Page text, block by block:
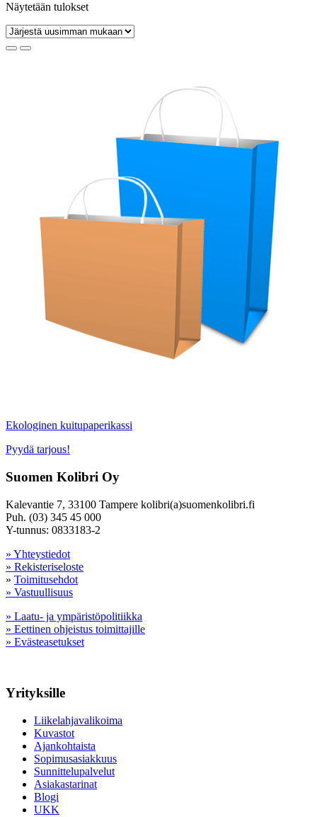
Näytetään tulokset
Ekologinen kuitupaperikassi
Pyydä tarjous!
Suomen Kolibri Oy
Kalevantie 7, 33100 Tampere kolibri(a)suomenkolibri.fi
Puh. (03) 345 45 000
Y-tunnus: 0833183-2
» Yhteystiedot
» Rekisteriseloste
» Toimitusehdot
» Vastuullisuus
» Laatu- ja ympäristöpolitiikka
» Eettinen ohjeistus toimittajille
» Evästeasetukset
Yrityksille
Liikelahjavalikoima
Kuvastot
Ajankohtaista
Sopimusasiakkuus
Sunnittelupalvelut
Asiakastarinat
Blogi
UKK